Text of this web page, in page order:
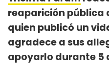
reaparición pública
quien publicó un
agradece a sus
apoyarlo durante 5